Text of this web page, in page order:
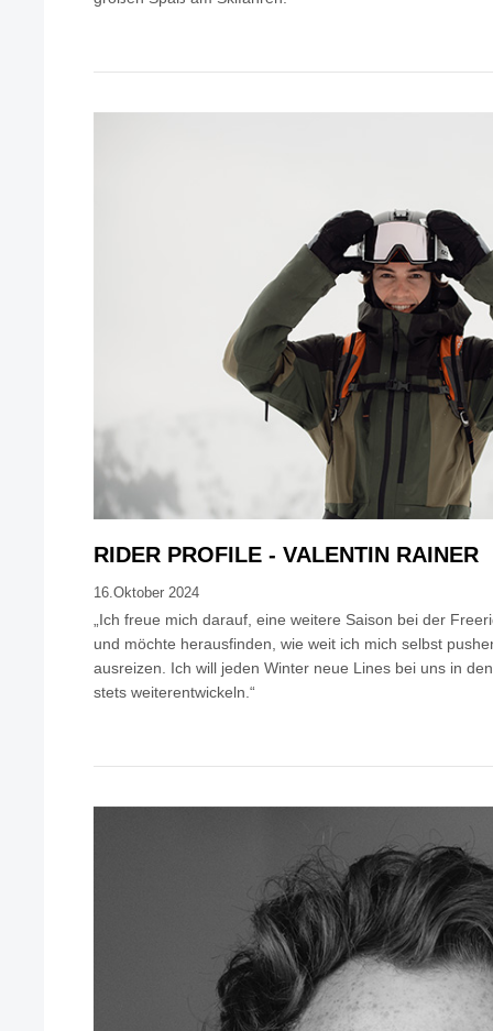
RIDER PROFILE - VALENTIN RAINER
16.Oktober 2024
„Ich freue mich darauf, eine weitere Saison bei der
und möchte herausfinden, wie weit ich mich selbst
ausreizen. Ich will jeden Winter neue Lines bei uns in
stets weiterentwickeln.“